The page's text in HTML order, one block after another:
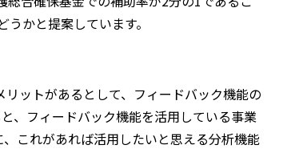
かと提案しています。
ットがあるとして、フィードバック機能の
、フィードバック機能を活用している事業
これがあれば活用したいと思える分析機能